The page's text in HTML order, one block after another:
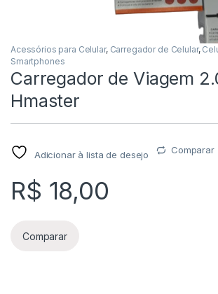
Acessórios para Celular, Carregador de Celular,
Smartphones
Carregador de Viagem
Hmaster
Adicionar à lista de desejo Comparar
R$ 18,00
Comparar